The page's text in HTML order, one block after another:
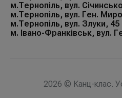
м.Тернопіль, вул.
м.Тернопіль, вул. Ген.
м.Тернопіль, вул. Злуки, 45
м. Івано-Франківськ, вул.
2026 © Канц-клас.